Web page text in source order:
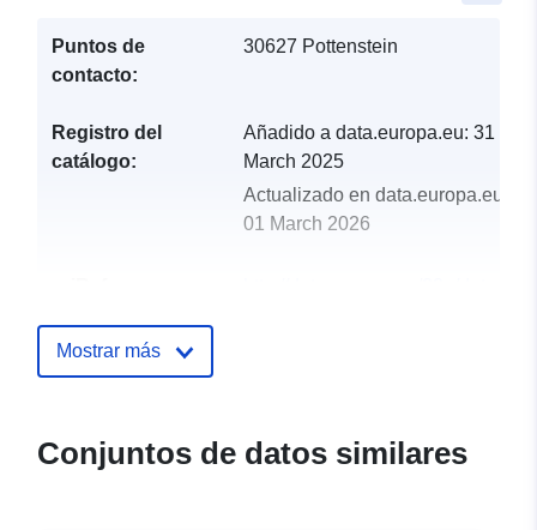
Puntos de
contacto:
30627 Pottenstein
Registro del
catálogo:
Añadido a data.europa.eu: 31
March 2025
Actualizado en data.europa.eu:
01 March 2026
Mostrar más
Conjuntos de datos similares